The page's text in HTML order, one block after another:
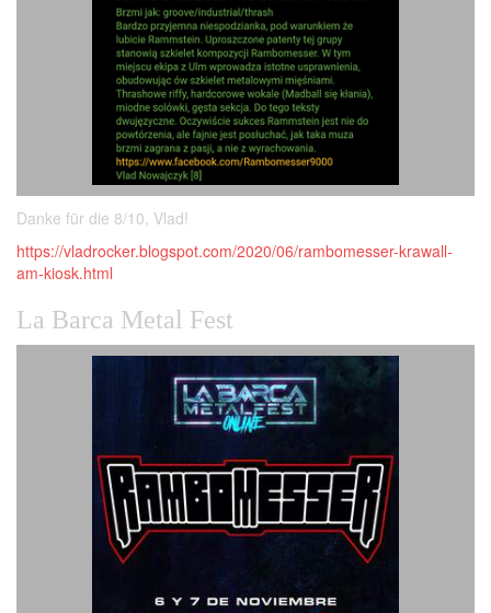
Danke für die 8/10, Vlad!
https://vladrocker.blogspot.com/2020/06/rambomesser-krawall-
am-kiosk.html
La Barca Metal Fest